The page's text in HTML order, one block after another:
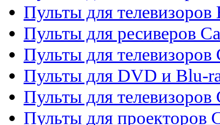
Пульты для телевизоров
Пульты для ресиверов
Пульты для телевизоров
Пульты для DVD и Blu-
Пульты для телевизоров
Пульты для проекторов